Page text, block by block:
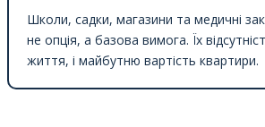
Школи, садки, магазини та медичні
не опція, а базова вимога. Їх
життя, і майбутню вартість квартири.